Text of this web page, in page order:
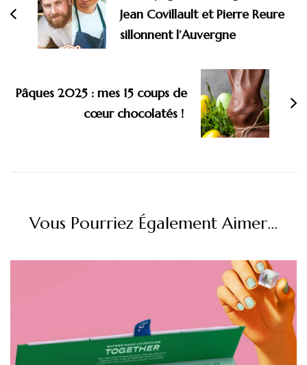
Jean Covillault et Pierre Reure
sillonnent l’Auvergne
Pâques 2025 : mes 15 coups de
cœur chocolatés !
Vous Pourriez Également Aimer...